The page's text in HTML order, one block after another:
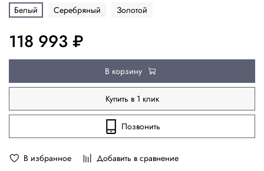
В избранное Добавить в сравнение
Белый Серебряный Золотой
118 993 ₽
В корзину
Купить в 1 клик
Позвонить